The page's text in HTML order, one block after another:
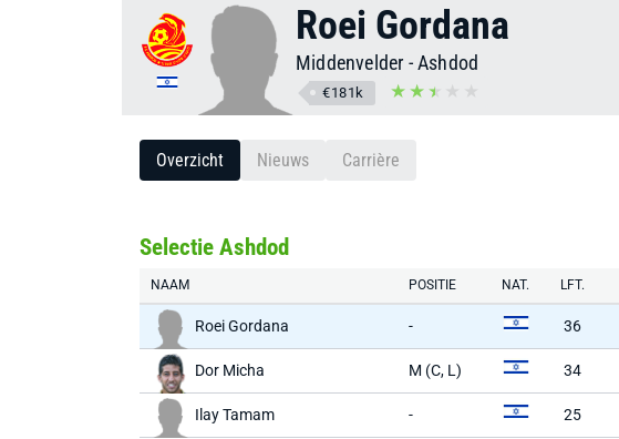
Roei Gordana
Middenvelder -Ashdod
€181k
Overzicht Nieuws Carrière
Selectie Ashdod
NAAM POSITIE NAT. LFT.
Roei Gordana - 36
Dor Micha M (C, L) 34
Ilay Tamam - 25